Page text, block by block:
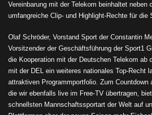
Vereinbarung mit der Telekom beinhaltet neben
umfangreiche Clip- und Highlight-Rechte für die
Olaf Schröder, Vorstand Sport der Constantin
Vorsitzender der Geschäftsführung der Sport1
die Kooperation mit der Deutschen Telekom ab
mit der DEL ein weiteres nationales Top-Recht
attraktiven Programmportfolio. Zum Countdown
die wir ebenfalls live im Free-TV übertragen,
schnellsten Mannschaftssportart der Welt auf